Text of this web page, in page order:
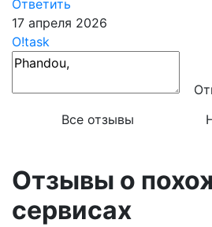
Ответить
17 апреля 2026
O!task
Все отзывы
Отзывы о
сервисах